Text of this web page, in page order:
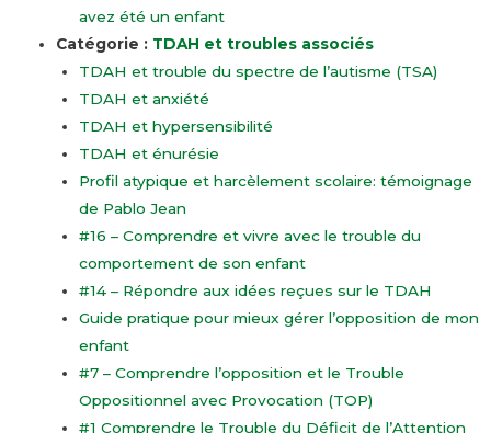
avez été un enfant
Catégorie : TDAH et troubles associés
TDAH et trouble du spectre de l’autisme (TSA)
TDAH et anxiété
TDAH et hypersensibilité
TDAH et énurésie
Profil atypique et harcèlement scolaire: témoignage
de Pablo Jean
#16 – Comprendre et vivre avec le trouble du
comportement de son enfant
#14 – Répondre aux idées reçues sur le TDAH
Guide pratique pour mieux gérer l’opposition de mon
enfant
#7 – Comprendre l’opposition et le Trouble
Oppositionnel avec Provocation (TOP)
#1 Comprendre le Trouble du Déficit de l’Attention